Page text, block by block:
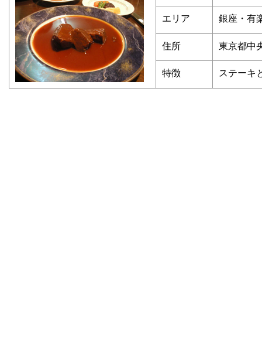
エリア 銀座・有
住所 東京都中
特徴 ステーキ